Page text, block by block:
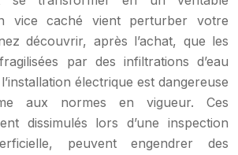
vice caché vient perturber votre
découvrir, après l’achat, que les
par des infiltrations d’eau
électrique est dangereuse
aux normes en vigueur. Ces
dissimulés lors d’une inspection
peuvent engendrer des